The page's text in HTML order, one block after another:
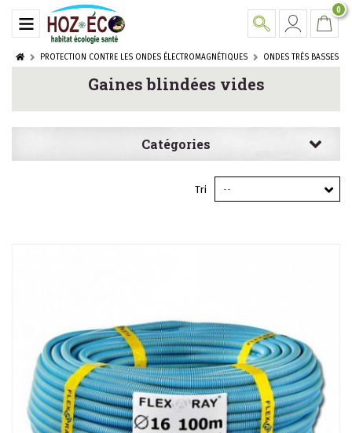
0
PROTECTION CONTRE LES ONDES ÉLECTROMAGNÉTIQUES ONDES TRÈS BASSES
Gaines blindées vides
Catégories
Tri --